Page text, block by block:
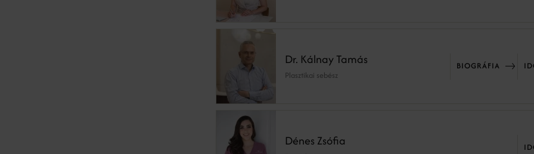
Dr. Kálnay Tamás
Plasztikai sebész
BIOGRÁFIA
Dénes Zsófia